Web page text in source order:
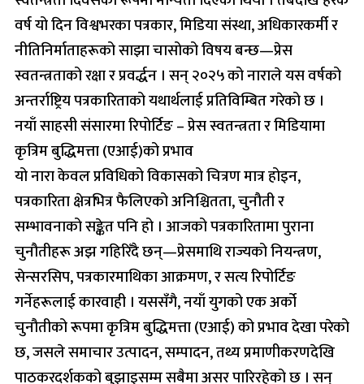
वर्ष यो दिन विश्वभरका पत्रकार, मिडिया संस्था, अधिकारकर्मी र
नीतिनिर्माताहरूको साझा चासोको विषय बन्छ—प्रेस
स्वतन्त्रताको रक्षा र प्रवर्द्धन । सन् २०२५ को नाराले यस वर्षको
अन्तर्राष्ट्रिय पत्रकारिताको यथार्थलाई प्रतिविम्बित गरेको छ ।
नयाँ साहसी संसारमा रिपोर्टिङ – प्रेस स्वतन्त्रता र मिडियामा
कृत्रिम बुद्धिमत्ता (एआई)को प्रभाव
यो नारा केवल प्रविधिको विकासको चित्रण मात्र होइन,
पत्रकारिता क्षेत्रभित्र फैलिएको अनिश्चितता, चुनौती र
सम्भावनाको सङ्केत पनि हो । आजको पत्रकारितामा पुराना
चुनौतीहरू अझ गहिरिँदै छन्—प्रेसमाथि राज्यको नियन्त्रण,
सेन्सरसिप, पत्रकारमाथिका आक्रमण, र सत्य रिपोर्टिङ
गर्नेहरूलाई कारवाही । यससँगै, नयाँ युगको एक अर्को
चुनौतीको रूपमा कृत्रिम बुद्धिमत्ता (एआई) को प्रभाव देखा परेको
छ, जसले समाचार उत्पादन, सम्पादन, तथ्य प्रमाणीकरणदेखि
पाठकरदर्शकको बुझाइसम्म सबैमा असर पारिरहेको छ । सन्